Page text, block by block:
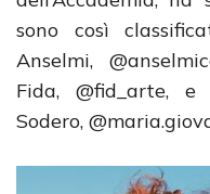
sono così
Anselmi,
Fida, @fid_arte,
Sodero,